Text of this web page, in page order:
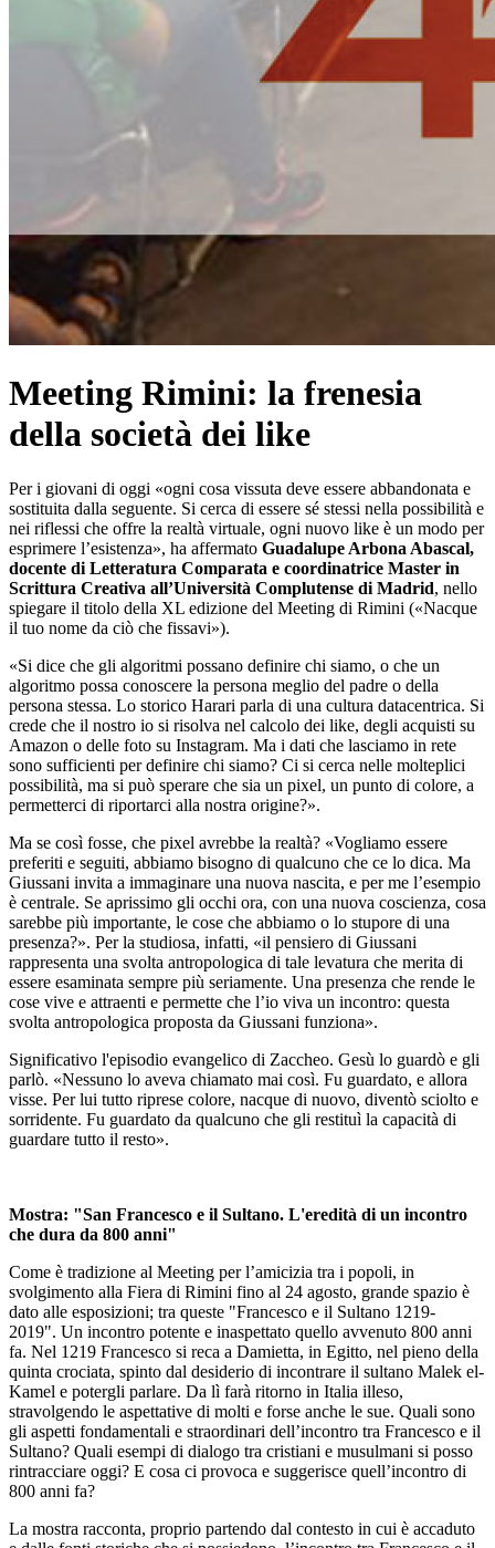
Meeting Rimini: la frenesia
della società dei like
Per i giovani di oggi «ogni cosa vissuta deve essere abbandonata e
sostituita dalla seguente. Si cerca di essere sé stessi nella possibilità e
nei riflessi che offre la realtà virtuale, ogni nuovo like è un modo per
esprimere l’esistenza», ha affermato Guadalupe Arbona Abascal,
docente di Letteratura Comparata e coordinatrice Master in
Scrittura Creativa all’Università Complutense di Madrid, nello
spiegare il titolo della XL edizione del Meeting di Rimini («Nacque
il tuo nome da ciò che fissavi»).
«Si dice che gli algoritmi possano definire chi siamo, o che un
algoritmo possa conoscere la persona meglio del padre o della
persona stessa. Lo storico Harari parla di una cultura datacentrica. Si
crede che il nostro io si risolva nel calcolo dei like, degli acquisti su
Amazon o delle foto su Instagram. Ma i dati che lasciamo in rete
sono sufficienti per definire chi siamo? Ci si cerca nelle molteplici
possibilità, ma si può sperare che sia un pixel, un punto di colore, a
permetterci di riportarci alla nostra origine?».
Ma se così fosse, che pixel avrebbe la realtà? «Vogliamo essere
preferiti e seguiti, abbiamo bisogno di qualcuno che ce lo dica. Ma
Giussani invita a immaginare una nuova nascita, e per me l’esempio
è centrale. Se aprissimo gli occhi ora, con una nuova coscienza, cosa
sarebbe più importante, le cose che abbiamo o lo stupore di una
presenza?». Per la studiosa, infatti, «il pensiero di Giussani
rappresenta una svolta antropologica di tale levatura che merita di
essere esaminata sempre più seriamente. Una presenza che rende le
cose vive e attraenti e permette che l’io viva un incontro: questa
svolta antropologica proposta da Giussani funziona».
Significativo l'episodio evangelico di Zaccheo. Gesù lo guardò e gli
parlò. «Nessuno lo aveva chiamato mai così. Fu guardato, e allora
visse. Per lui tutto riprese colore, nacque di nuovo, diventò sciolto e
sorridente. Fu guardato da qualcuno che gli restituì la capacità di
guardare tutto il resto».
Mostra: "San Francesco e il Sultano. L'eredità di un incontro
che dura da 800 anni"
Come è tradizione al Meeting per l’amicizia tra i popoli, in
svolgimento alla Fiera di Rimini fino al 24 agosto, grande spazio è
dato alle esposizioni; tra queste "Francesco e il Sultano 1219-
2019". Un incontro potente e inaspettato quello avvenuto 800 anni
fa. Nel 1219 Francesco si reca a Damietta, in Egitto, nel pieno della
quinta crociata, spinto dal desiderio di incontrare il sultano Malek el-
Kamel e potergli parlare. Da lì farà ritorno in Italia illeso,
stravolgendo le aspettative di molti e forse anche le sue. Quali sono
gli aspetti fondamentali e straordinari dell’incontro tra Francesco e il
Sultano? Quali esempi di dialogo tra cristiani e musulmani si posso
rintracciare oggi? E cosa ci provoca e suggerisce quell’incontro di
800 anni fa?
La mostra racconta, proprio partendo dal contesto in cui è accaduto